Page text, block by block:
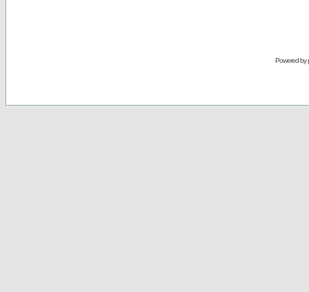
Powered by